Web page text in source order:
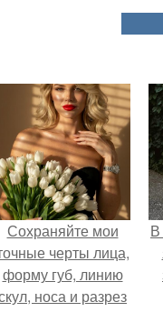
Сохраняйте мои
черты лица,
форму губ, линию
носа и разрез
В